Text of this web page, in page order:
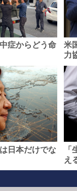
症からどう命
米
力
日本だけでな
え